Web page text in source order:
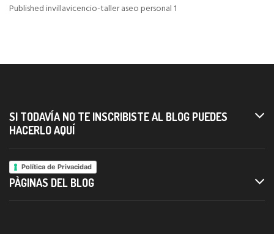
Navigazione
Published invillavicencio-taller aseo personal 1
SI TODAVÍA NO TE INSCRIBISTE AL BLOG PUEDES
HACERLO AQUÍ
Política de Privacidad
PÀGINAS DEL BLOG